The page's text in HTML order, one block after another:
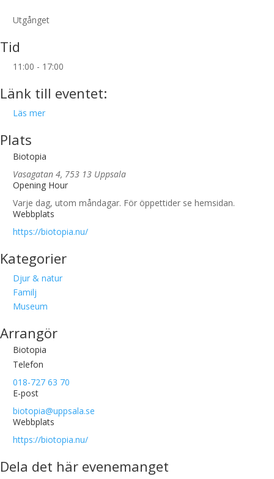
Utgånget
Tid
11:00 - 17:00
Länk till eventet:
Läs mer
Plats
Biotopia
Vasagatan 4, 753 13 Uppsala
Opening Hour
Varje dag, utom måndagar. För öppettider se hemsidan.
Webbplats
https://biotopia.nu/
Kategorier
Djur & natur
Familj
Museum
Arrangör
Biotopia
Telefon
018-727 63 70
E-post
biotopia@uppsala.se
Webbplats
https://biotopia.nu/
Dela det här evenemanget